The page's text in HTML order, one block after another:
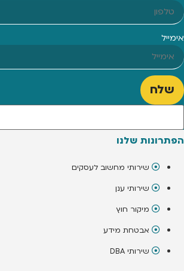
אימייל
שלח
הפתרונות שלנו
שירותי מחשוב לעסקים
שירותי ענן
מיקור חוץ
אבטחת מידע
שירותי DBA